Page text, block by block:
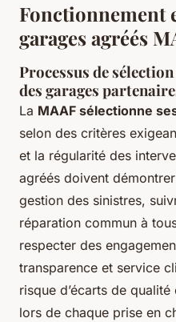
Fonctionnement
garages agréés
Processus de
des garages
La MAAF sélectionne
selon des critères
et la régularité des
agréés doivent
gestion des sinistres,
réparation commun à
respecter des
transparence et service
risque d’écarts de
lors de chaque prise en